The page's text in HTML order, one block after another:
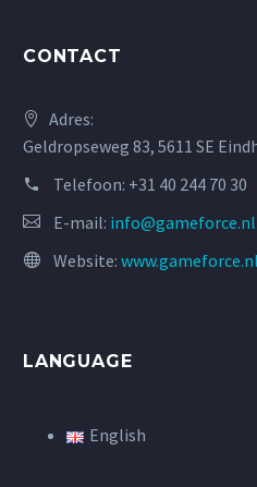
CONTACT
Adres:
Geldropseweg 83, 5611 SE
Telefoon: +31 40 244 70 30
E-mail: info@gameforce.nl
Website: www.gameforce.nl
LANGUAGE
English